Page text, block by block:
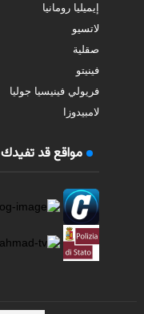
إيميليا رومانيا
لاتسيو
صقلية
فينيتو
فريولي فينيسيا جوليا
لامبيدوزا
مواقع قد تفيدك